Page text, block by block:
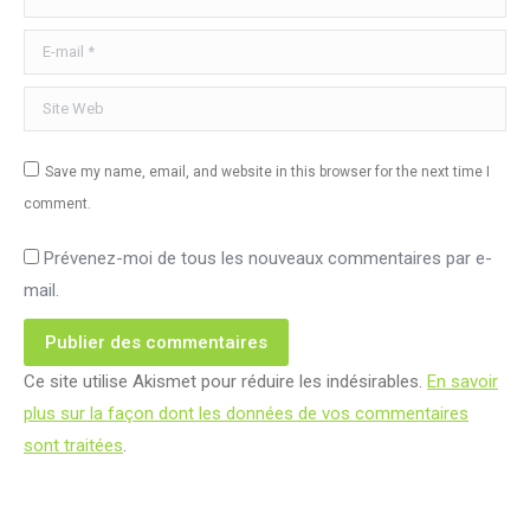
E-mail *
Site Web
Save my name, email, and website in this browser for the next time I
comment.
Prévenez-moi de tous les nouveaux commentaires par e-
mail.
Publier des commentaires
Ce site utilise Akismet pour réduire les indésirables. En savoir
plus sur la façon dont les données de vos commentaires
sont traitées.